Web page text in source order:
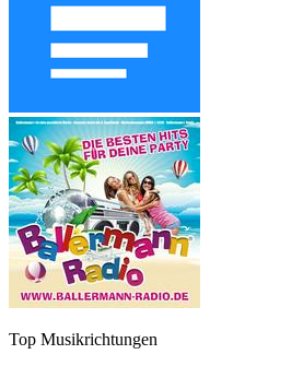
Top Musikrichtungen